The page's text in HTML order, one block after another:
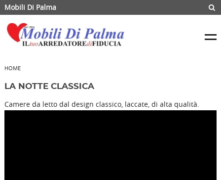
Mobili Di Palma
HOME
LA NOTTE CLASSICA
Camere da letto dal design classico, laccate, di alta qualità.